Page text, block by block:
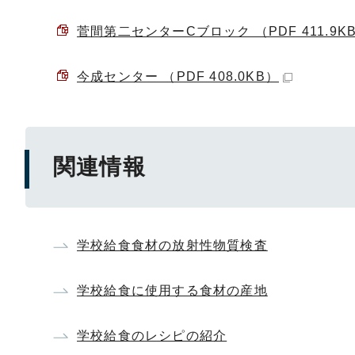
菅間第二センターCブロック （PDF
今成センター （PDF 408.0KB）
関連情報
学校給食食材の放射性物質検査
学校給食に使用する食材の産地
学校給食のレシピの紹介